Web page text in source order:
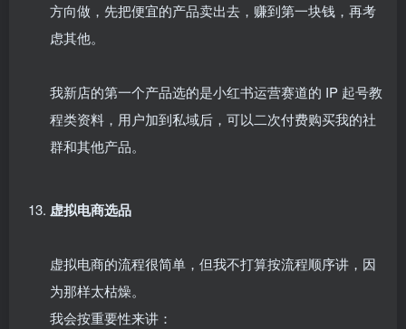
方向做，先把便宜的产品卖出去，赚到第一块钱，再考
虑其他。​
我新店的第一个产品选的是小红书运营赛道的 IP 起号教
程类资料，用户加到私域后，可以二次付费购买我的社
群和其他产品。​
虚拟电商选品​
虚拟电商的流程很简单，但我不打算按流程顺序讲，因
为那样太枯燥。​
我会按重要性来讲：​